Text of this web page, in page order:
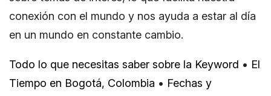
conexión con el mundo y nos ayuda a estar al día
en un mundo en constante cambio.
Todo lo que necesitas saber sobre la Keyword • El
Tiempo en Bogotá, Colombia • Fechas y